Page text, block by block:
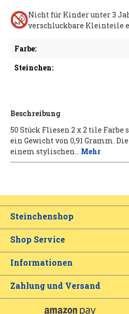
Nicht für Kinder unter 3
verschluckbare Kleinteile
Farbe:
Steinchen:
Beschreibung
50 Stück Fliesen 2 x 2 tile Farbe
ein Gewicht von 0,91 Gramm.
einem stylischen… Mehr
Steinchenshop
Shop Service
Informationen
Zahlung und Versand